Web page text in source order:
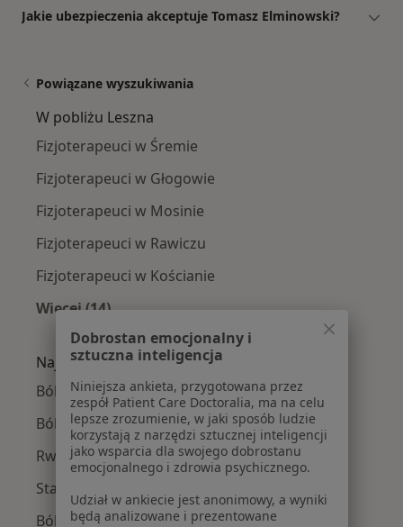
Jakie ubezpieczenia akceptuje Tomasz Elminowski?
Powiązane wyszukiwania
W pobliżu Leszna
Fizjoterapeuci w Śremie
Fizjoterapeuci w Głogowie
Fizjoterapeuci w Mosinie
Fizjoterapeuci w Rawiczu
Fizjoterapeuci w Kościanie
Więcej (14)
Więcej w kategorii: W pobliżu Leszna
Najczęście leczone choroby
Bóle kręgosłupa w Lesznie
Ból barku w Lesznie
Rwa kulszowa w Lesznie
Stany pourazowe w Lesznie
Ból kolana w Lesznie
Dobrostan emocjonalny i
sztuczna inteligencja
Niniejsza ankieta, przygotowana przez
zespół Patient Care Doctoralia, ma na celu
lepsze zrozumienie, w jaki sposób ludzie
korzystają z narzędzi sztucznej inteligencji
jako wsparcia dla swojego dobrostanu
emocjonalnego i zdrowia psychicznego.
Udział w ankiecie jest anonimowy, a wyniki
będą analizowane i prezentowane